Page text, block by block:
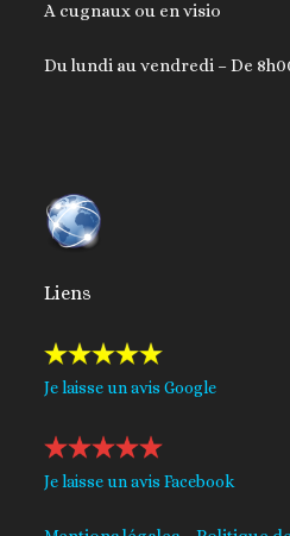
A cugnaux ou en visio
Du lundi au vendredi – De
Liens
Je laisse un avis Google
Je laisse un avis Facebook